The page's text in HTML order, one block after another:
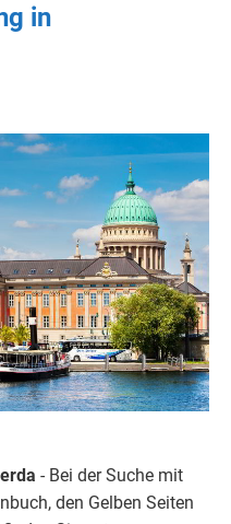
in
- Bei der Suche mit
den Gelben Seiten